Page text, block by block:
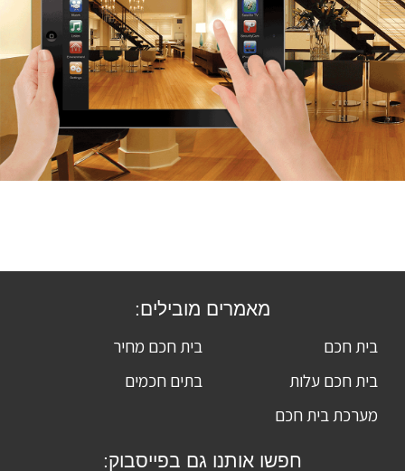
מאמרים מובילים:
בית חכם
בית חכם מחיר
בית חכם עלות
בתים חכמים
מערכת בית חכם
חפשו אותנו גם בפייסבוק: